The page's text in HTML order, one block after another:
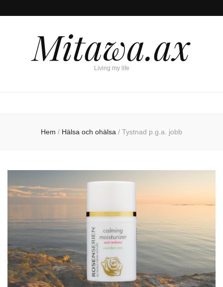
Mitawa.ax
Living my life
Hem / Hälsa och ohälsa / Tystnad p.g.a. jobb